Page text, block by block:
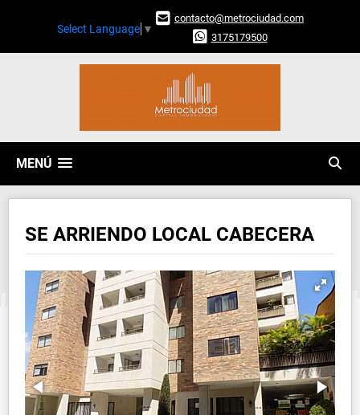
Select Language ▼
contacto@metrociudad.com
3175179500
MENÚ
SE ARRIENDO LOCAL CABECERA